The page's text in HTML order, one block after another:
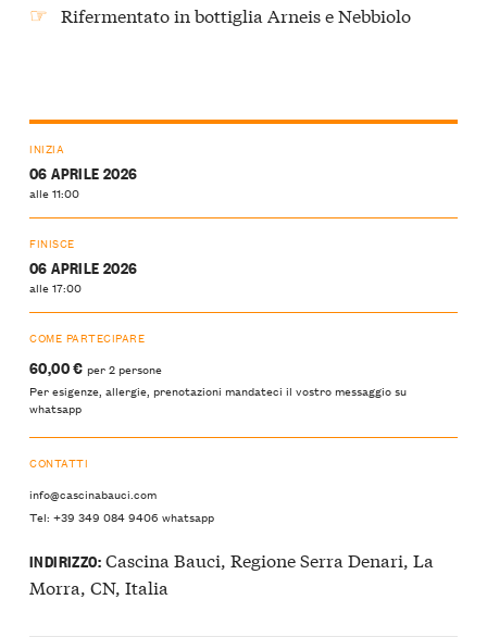
Rifermentato in bottiglia Arneis e Nebbiolo
INIZIA
06 APRILE 2026
alle 11:00
FINISCE
06 APRILE 2026
alle 17:00
COME PARTECIPARE
60,00 € per 2 persone
Per esigenze, allergie, prenotazioni mandateci il vostro messaggio su
whatsapp
CONTATTI
info@cascinabauci.com
Tel: +39 349 084 9406 whatsapp
INDIRIZZO:Cascina Bauci, Regione Serra Denari, La
Morra, CN, Italia